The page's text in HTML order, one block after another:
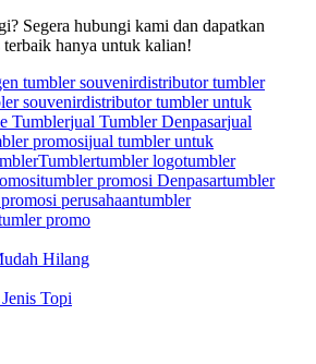
Segera hubungi kami dan dapatkan
hanya untuk kalian!
tumbler souvenirdistributor tumbler
souvenirdistributor tumbler untuk
Tumblerjual Tumbler Denpasarjual
promosijual tumbler untuk
Tumblertumbler logotumbler
tumbler promosi Denpasartumbler
perusahaantumbler
promo
Hilang
Topi